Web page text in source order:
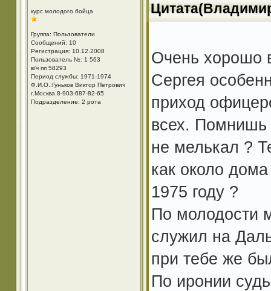
курс молодого бойца
Группа: Пользователи
Сообщений: 10
Регистрация: 10.12.2008
Пользователь №: 1 563
в/ч пп 58293
Период службы: 1971-1974
Ф.И.О.:Гуньков Виктор Петрович
г.Москва 8-903-687-82-65
Подразделение: 2 рота
Очень хорошо
Сергея
приход
всех.
не мелькал ?
как около
1975 году ?
По молодости
служил на
при тебе же
По иронии